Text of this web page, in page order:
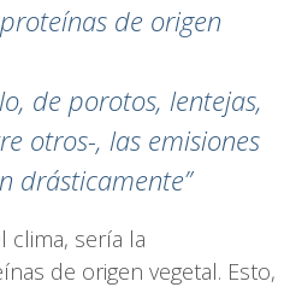
de origen
de porotos, lentejas,
otros-, las emisiones
drásticamente”
clima, sería la
de origen vegetal. Esto,